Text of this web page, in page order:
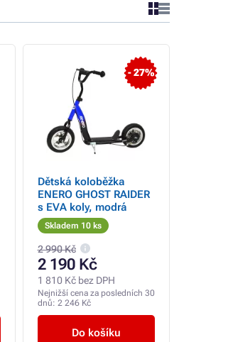
- 27%
Dětská koloběžka
ENERO GHOST RAIDER
s EVA koly, modrá
Skladem 10 ks
2 990 Kč
2 190 Kč
1 810 Kč bez DPH
Nejnižší cena za posledních 30
dnů: 2 246 Kč
Do košíku